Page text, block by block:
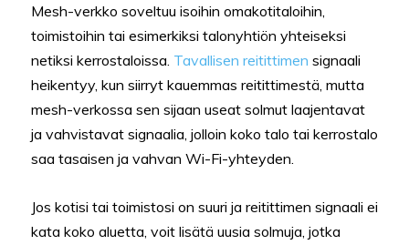
Mesh-verkko soveltuu isoihin omakotitaloihin,
toimistoihin tai esimerkiksi talonyhtiön yhteiseksi
netiksi kerrostaloissa. Tavallisen reitittimen signaali
heikentyy, kun siirryt kauemmas reitittimestä, mutta
mesh-verkossa sen sijaan useat solmut laajentavat
ja vahvistavat signaalia, jolloin koko talo tai kerrostalo
saa tasaisen ja vahvan Wi-Fi-yhteyden.
Jos kotisi tai toimistosi on suuri ja reitittimen signaali ei
kata koko aluetta, voit lisätä uusia solmuja, jotka